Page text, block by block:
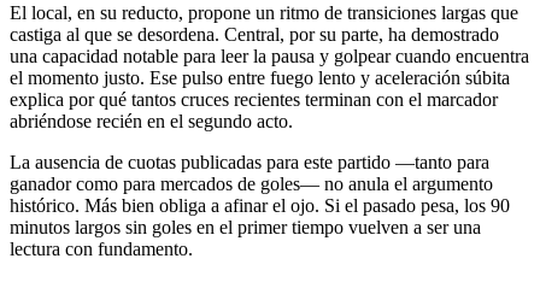
El local, en su reducto, propone un ritmo de transiciones largas que
castiga al que se desordena. Central, por su parte, ha demostrado
una capacidad notable para leer la pausa y golpear cuando encuentra
el momento justo. Ese pulso entre fuego lento y aceleración súbita
explica por qué tantos cruces recientes terminan con el marcador
abriéndose recién en el segundo acto.
La ausencia de cuotas publicadas para este partido —tanto para
ganador como para mercados de goles— no anula el argumento
histórico. Más bien obliga a afinar el ojo. Si el pasado pesa, los 90
minutos largos sin goles en el primer tiempo vuelven a ser una
lectura con fundamento.